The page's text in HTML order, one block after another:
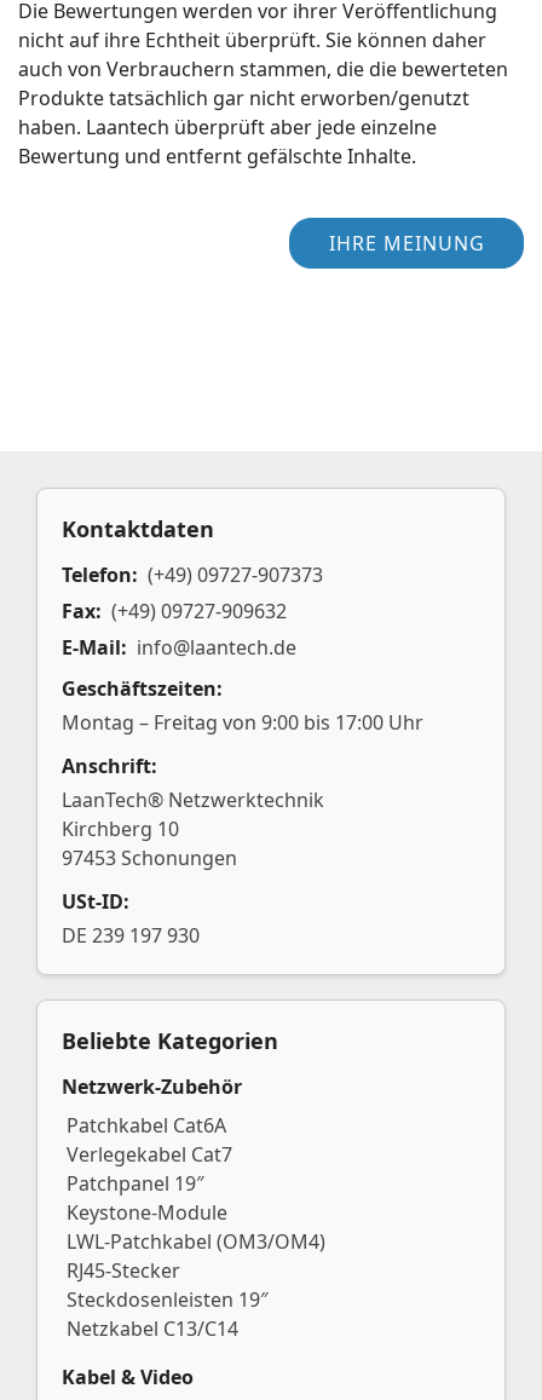
Die Bewertungen werden vor ihrer Veröffentlichung
nicht auf ihre Echtheit überprüft. Sie können daher
auch von Verbrauchern stammen, die die bewerteten
Produkte tatsächlich gar nicht erworben/genutzt
haben. Laantech überprüft aber jede einzelne
Bewertung und entfernt gefälschte Inhalte.
IHRE MEINUNG
Kontaktdaten
Telefon: (+49) 09727-907373
Fax: (+49) 09727-909632
E-Mail: info@laantech.de
Geschäftszeiten:
Montag – Freitag von 9:00 bis 17:00 Uhr
Anschrift:
LaanTech® Netzwerktechnik
Kirchberg 10
97453 Schonungen
USt-ID:
DE 239 197 930
Beliebte Kategorien
Netzwerk-Zubehör
Patchkabel Cat6A
Verlegekabel Cat7
Patchpanel 19″
Keystone-Module
LWL-Patchkabel (OM3/OM4)
RJ45-Stecker
Steckdosenleisten 19″
Netzkabel C13/C14
Kabel & Video